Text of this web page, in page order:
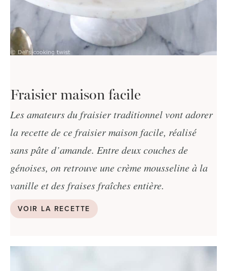
Fraisier maison facile
Les amateurs du fraisier traditionnel vont adorer
la recette de ce fraisier maison facile, réalisé
sans pâte d’amande. Entre deux couches de
génoises, on retrouve une crème mousseline à la
vanille et des fraises fraîches entière.
VOIR LA RECETTE